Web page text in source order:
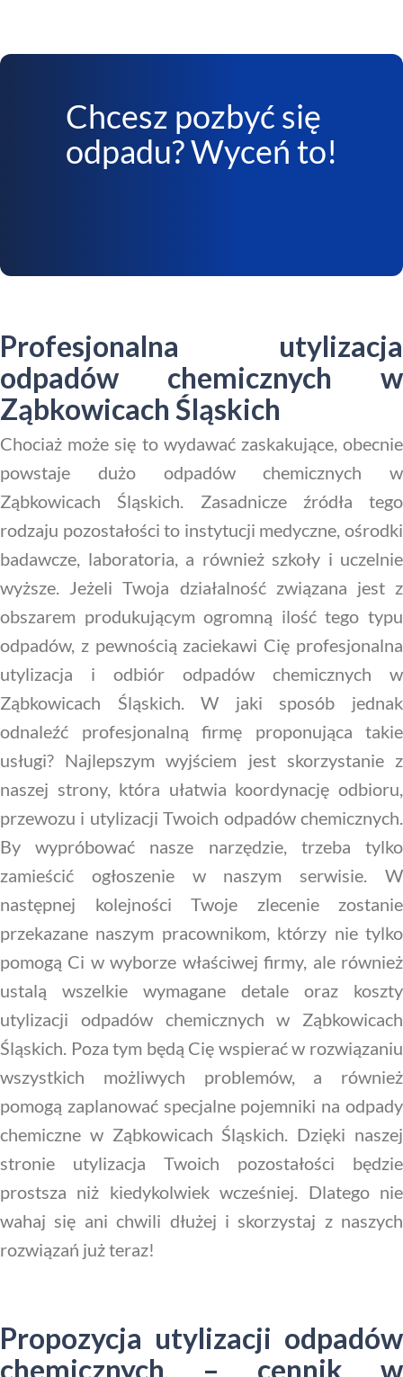
Chcesz pozbyć się
odpadu? Wyceń to!
Profesjonalna utylizacja
odpadów chemicznych w
Ząbkowicach Śląskich
Chociaż może się to wydawać zaskakujące, obecnie
powstaje dużo odpadów chemicznych w
Ząbkowicach Śląskich. Zasadnicze źródła tego
rodzaju pozostałości to instytucji medyczne, ośrodki
badawcze, laboratoria, a również szkoły i uczelnie
wyższe. Jeżeli Twoja działalność związana jest z
obszarem produkującym ogromną ilość tego typu
odpadów, z pewnością zaciekawi Cię profesjonalna
utylizacja i odbiór odpadów chemicznych w
Ząbkowicach Śląskich. W jaki sposób jednak
odnaleźć profesjonalną firmę proponująca takie
usługi? Najlepszym wyjściem jest skorzystanie z
naszej strony, która ułatwia koordynację odbioru,
przewozu i utylizacji Twoich odpadów chemicznych.
By wypróbować nasze narzędzie, trzeba tylko
zamieścić ogłoszenie w naszym serwisie. W
następnej kolejności Twoje zlecenie zostanie
przekazane naszym pracownikom, którzy nie tylko
pomogą Ci w wyborze właściwej firmy, ale również
ustalą wszelkie wymagane detale oraz koszty
utylizacji odpadów chemicznych w Ząbkowicach
Śląskich. Poza tym będą Cię wspierać w rozwiązaniu
wszystkich możliwych problemów, a również
pomogą zaplanować specjalne pojemniki na odpady
chemiczne w Ząbkowicach Śląskich. Dzięki naszej
stronie utylizacja Twoich pozostałości będzie
prostsza niż kiedykolwiek wcześniej. Dlatego nie
wahaj się ani chwili dłużej i skorzystaj z naszych
rozwiązań już teraz!
Propozycja utylizacji odpadów
chemicznych – cennik w